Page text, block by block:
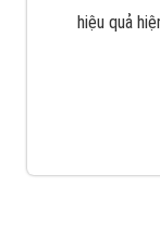
hiệu quả